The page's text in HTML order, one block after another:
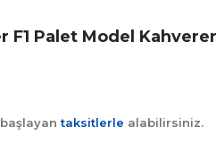
F1 Palet Model
başlayantaksitlerle alabilirsiniz.